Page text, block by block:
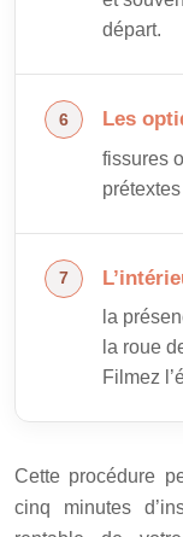
départ.
Les
fissures
la
la roue
Filmez
Cette procédure
cinq minutes